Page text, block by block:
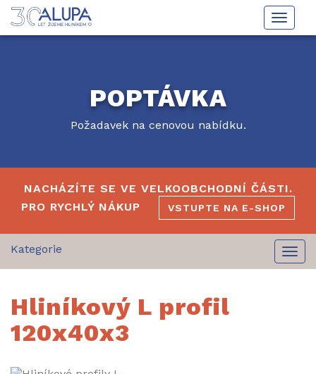
Toggle
POPTÁVKA
Požadavek na cenovou nabídku.
NACHÁZÍTE SE VE VELKOOBCHODNÍ ČÁSTI.
PRO RYCHLÝ NÁKUP
VSTUPTE NA E-SHOP
Hliníkový L profil
120x40x3